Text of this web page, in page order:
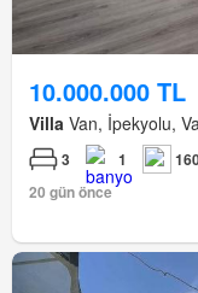
10.000.000 TL
Villa Van, İpekyolu,
3 1
20 gün önce